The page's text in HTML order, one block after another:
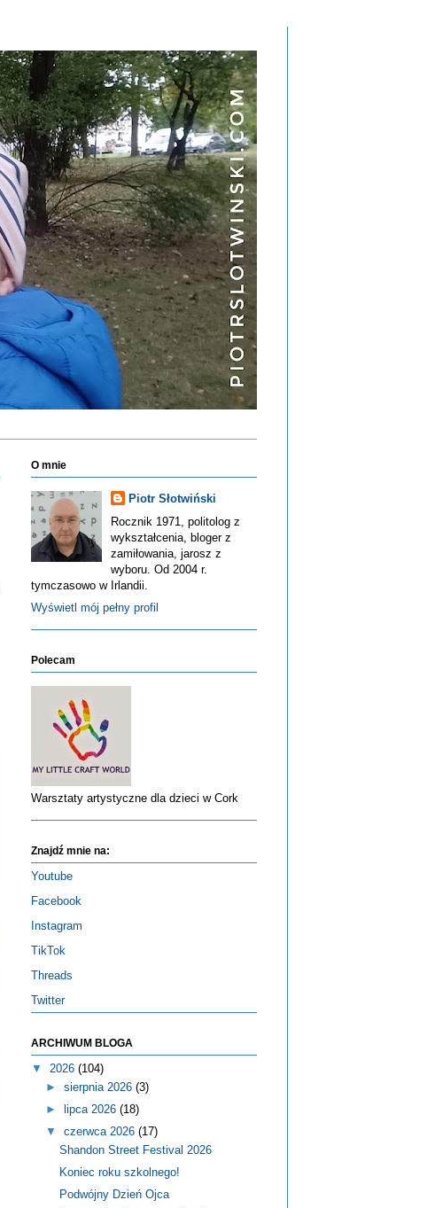
O mnie
Piotr Słotwiński
Rocznik 1971, politolog z
wykształcenia, bloger z
zamiłowania, jarosz z
wyboru. Od 2004 r.
tymczasowo w Irlandii.
Wyświetl mój pełny profil
Polecam
Warsztaty artystyczne dla dzieci w Cork
Znajdź mnie na:
Youtube
Facebook
Instagram
TikTok
Threads
Twitter
ARCHIWUM BLOGA
▼ 2026 (104)
► sierpnia 2026 (3)
►
lipca 2026 (18)
▼ czerwca 2026 (17)
Shandon Street Festival 2026
Koniec roku szkolnego!
Podwójny Dzień Ojca